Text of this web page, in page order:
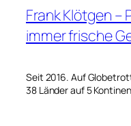
Frank Klötgen –
immer frische
Seit 2016. Auf
38 Länder auf 5